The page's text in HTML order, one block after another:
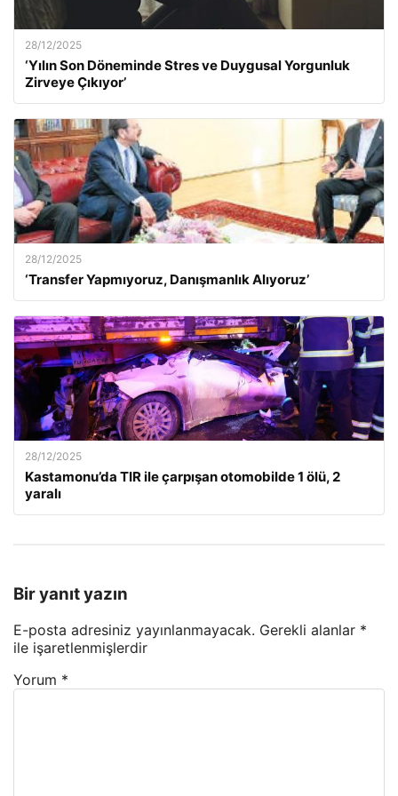
28/12/2025
‘Yılın Son Döneminde Stres ve Duygusal Yorgunluk
Zirveye Çıkıyor’
28/12/2025
‘Transfer Yapmıyoruz, Danışmanlık Alıyoruz’
28/12/2025
Kastamonu’da TIR ile çarpışan otomobilde 1 ölü, 2
yaralı
Bir yanıt yazın
E-posta adresiniz yayınlanmayacak. Gerekli alanlar *
ile işaretlenmişlerdir
Yorum *